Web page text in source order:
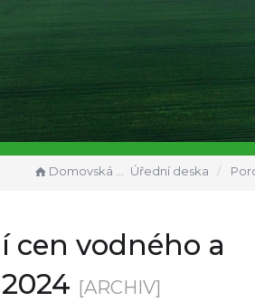
Domovská stránka Úřední deska Porovnání
cen vodného a
[ARCHIV]